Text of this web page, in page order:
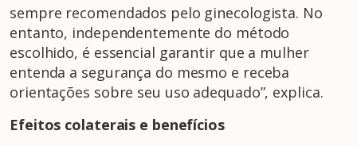
sempre recomendados pelo ginecologista. No
entanto, independentemente do método
escolhido, é essencial garantir que a mulher
entenda a segurança do mesmo e receba
orientações sobre seu uso adequado”, explica.
Efeitos colaterais e benefícios